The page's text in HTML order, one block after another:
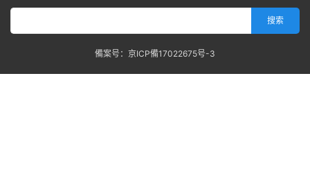
備案号：京ICP備17022675号-3